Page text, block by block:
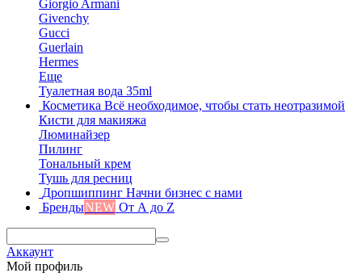
Giorgio Armani
Givenchy
Gucci
Guerlain
Hermes
Еще
Туалетная вода 35ml
Косметика Всё необходимое, чтобы стать неотразимой
Кисти для макияжа
Люминайзер
Пилинг
Тональный крем
Тушь для ресниц
Дропшиппинг Начни бизнес с нами
БрендыNEW От А до Z
Аккаунт
Мой профиль